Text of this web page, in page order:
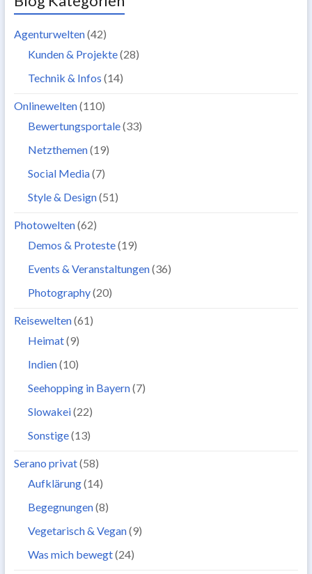
Agenturwelten(42)
Kunden & Projekte(28)
Technik & Infos (14)
Onlinewelten(110)
Bewertungsportale(33)
Netzthemen(19)
Social Media(7)
Style & Design(51)
Photowelten(62)
Demos & Proteste(19)
Events & Veranstaltungen(36)
Photography(20)
Reisewelten(61)
Heimat(9)
Indien(10)
Seehopping in Bayern(7)
Slowakei(22)
Sonstige(13)
Serano privat(58)
Aufklärung(14)
Begegnungen(8)
Vegetarisch & Vegan(9)
Was mich bewegt(24)